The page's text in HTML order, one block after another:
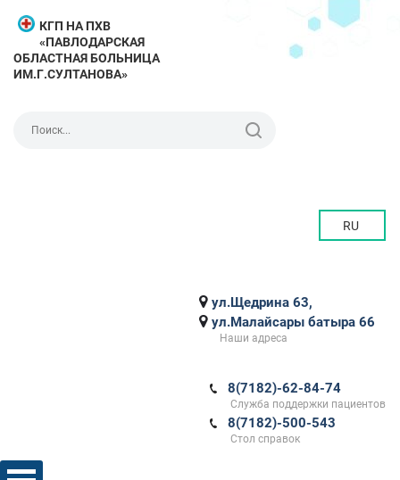
КГП НА ПХВ
«ПАВЛОДАРСКАЯ
ОБЛАСТНАЯ БОЛЬНИЦА
ИМ.Г.СУЛТАНОВА»
RU
ул.Щедрина 63,
ул.Малайсары батыра 66
Наши адреса
8(7182)-62-84-74
Служба поддержки пациентов
8(7182)-500-543
Стол справок